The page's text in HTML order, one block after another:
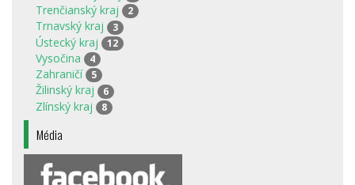
Trenčianský kraj 2
Trnavský kraj 3
Ústecký kraj 12
Vysočina 4
Zahraničí 5
Žilinský kraj 6
Zlínský kraj 8
Média